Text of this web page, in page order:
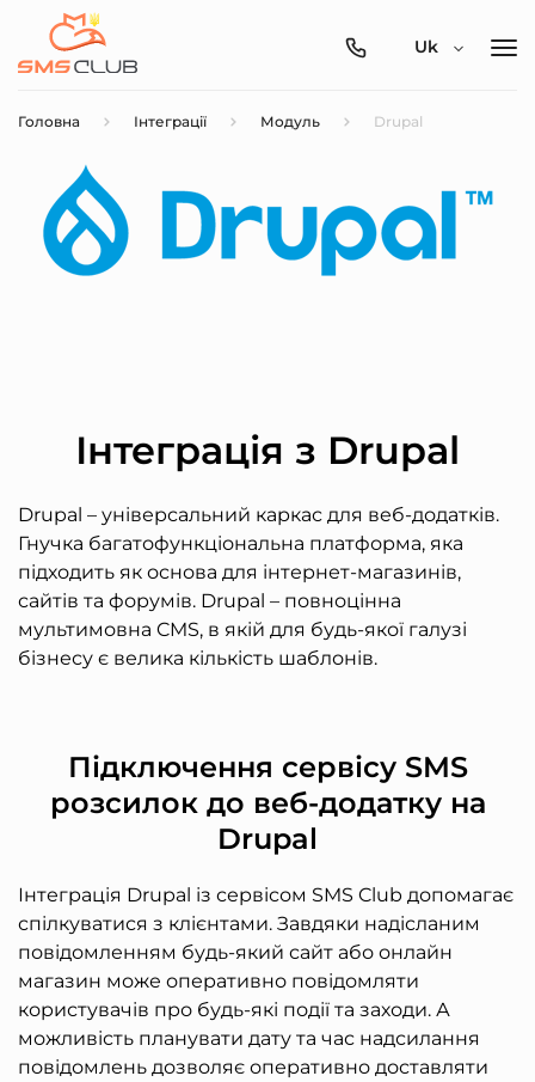
0800-
Uk
Головна Інтеграції Модуль Drupal
Інтеграція з Drupal
Drupal – універсальний каркас для веб-додатків.
Гнучка багатофункціональна платформа, яка
підходить як основа для інтернет-магазинів,
сайтів та форумів. Drupal – повноцінна
мультимовна CMS, в якій для будь-якої галузі
бізнесу є велика кількість шаблонів.
Підключення сервісу SMS
розсилок до веб-додатку на
Drupal
Інтеграція Drupal із сервісом SMS Club допомагає
спілкуватися з клієнтами. Завдяки надісланим
повідомленням будь-який сайт або онлайн
магазин може оперативно повідомляти
користувачів про будь-які події та заходи. А
можливість планувати дату та час надсилання
повідомлень дозволяє оперативно доставляти